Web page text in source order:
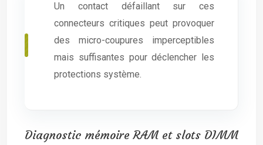
Un contact défaillant sur ces
connecteurs critiques peut provoquer
des micro-coupures imperceptibles
mais suffisantes pour déclencher les
protections système.
Diagnostic mémoire RAM et slots DIMM